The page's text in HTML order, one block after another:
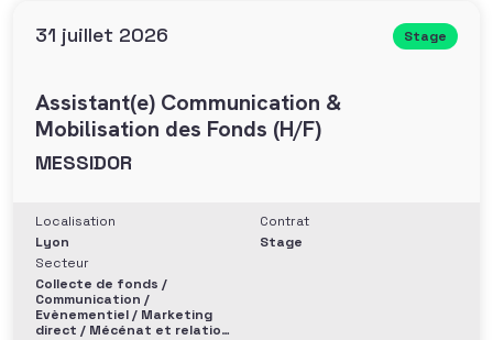
31 juillet 2026 Stage
Assistant(e) Communication &
Mobilisation des Fonds (H/F)
MESSIDOR
Localisation
Lyon
Secteur
Collecte de fonds /
Communication /
Evènementiel / Marketing
direct / Mécénat et relation
Contrat
Stage